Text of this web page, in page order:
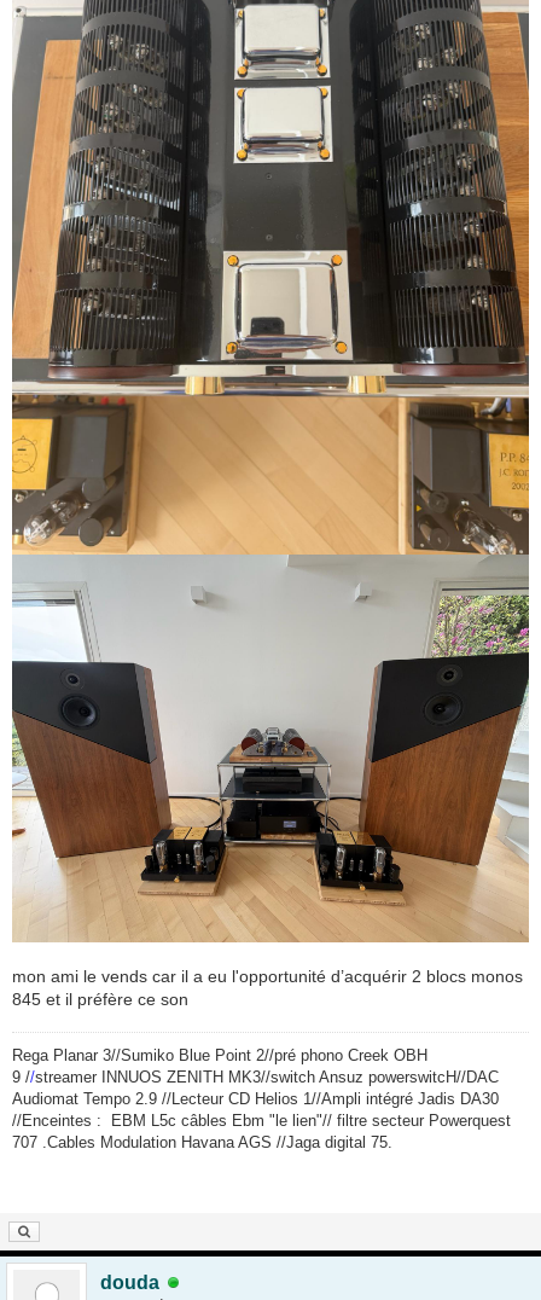
mon ami le vends car il a eu l'opportunité d’acquérir 2 blocs monos
845 et il préfère ce son
Rega Planar 3//Sumiko Blue Point 2//pré phono Creek OBH
9 //streamer INNUOS ZENITH MK3//switch Ansuz powerswitcH//DAC
Audiomat Tempo 2.9 //Lecteur CD Helios 1//Ampli intégré Jadis DA30
//Enceintes :
EBM L5c câbles Ebm "le lien"// filtre secteur Powerquest
707 .Cables Modulation Havana AGS //Jaga digital 75.
douda